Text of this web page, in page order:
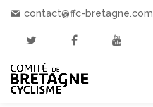
contact@ffc-bretagne.com